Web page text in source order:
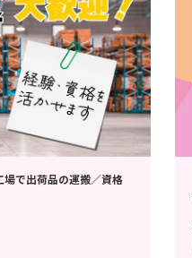
場で出荷品の運搬／資格